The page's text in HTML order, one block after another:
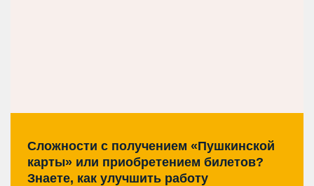
Сложности с получением «Пушкинской
карты» или приобретением билетов?
Знаете, как улучшить работу